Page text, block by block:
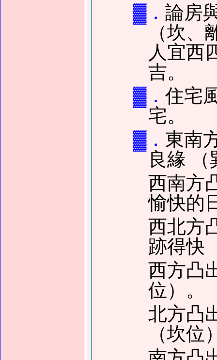
▓． 論房
（坎
人宜西
吉。
▓． 住宅
宅。
▓． 東南
良緣 （
西南方
愉快的
西北方
跡得快
西方凸
位）。
北方凸
（坎位